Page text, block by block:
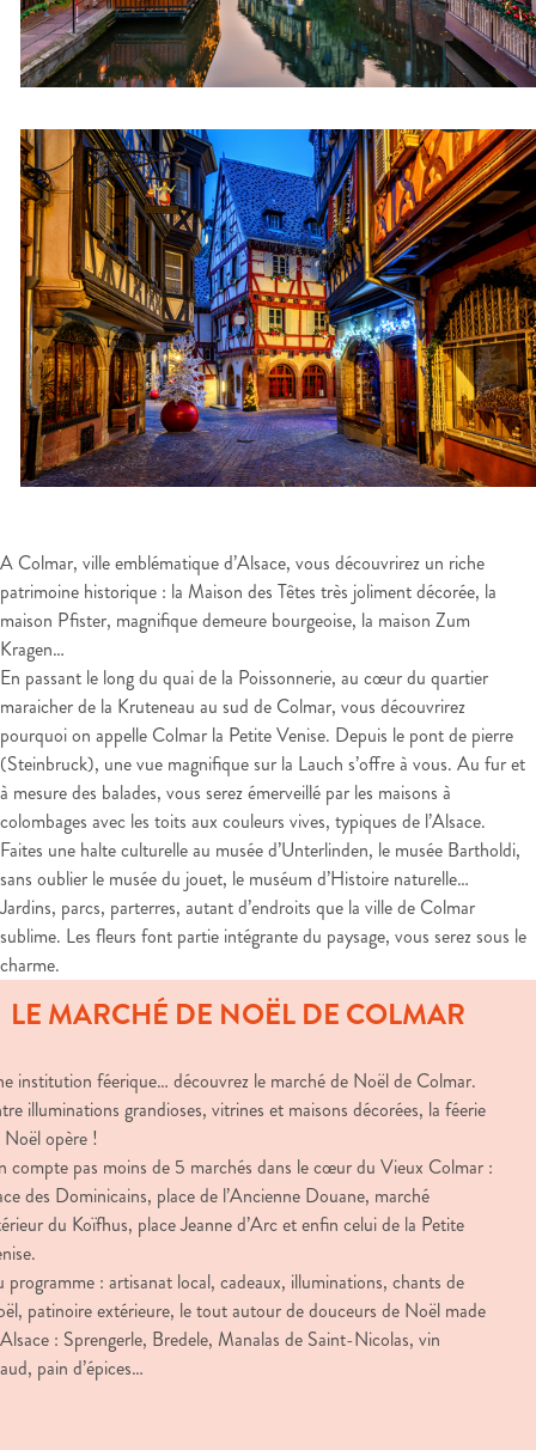
A Colmar, ville emblématique d’Alsace, vous découvrirez un riche
patrimoine historique : la Maison des Têtes très joliment décorée, la
maison Pfister, magnifique demeure bourgeoise, la maison Zum
Kragen…
En passant le long du quai de la Poissonnerie, au cœur du quartier
maraicher de la Kruteneau au sud de Colmar, vous découvrirez
pourquoi on appelle Colmar la Petite Venise. Depuis le pont de pierre
(Steinbruck), une vue magnifique sur la Lauch s’offre à vous. Au fur et
à mesure des balades, vous serez émerveillé par les maisons à
colombages avec les toits aux couleurs vives, typiques de l’Alsace.
Faites une halte culturelle au musée d’Unterlinden, le musée Bartholdi,
sans oublier le musée du jouet, le muséum d’Histoire naturelle…
Jardins, parcs, parterres, autant d’endroits que la ville de Colmar
sublime. Les fleurs font partie intégrante du paysage, vous serez sous le
charme.
LE MARCHÉ DE NOËL DE COLMAR
institution féerique… découvrez le marché de Noël de Colmar.
illuminations grandioses, vitrines et maisons décorées, la féerie
Noël opère !
compte pas moins de 5 marchés dans le cœur du Vieux Colmar :
des Dominicains, place de l’Ancienne Douane, marché
du Koïfhus, place Jeanne d’Arc et enfin celui de la Petite
programme : artisanat local, cadeaux, illuminations, chants de
patinoire extérieure, le tout autour de douceurs de Noël made
: Sprengerle, Bredele, Manalas de Saint-Nicolas, vin
pain d’épices…